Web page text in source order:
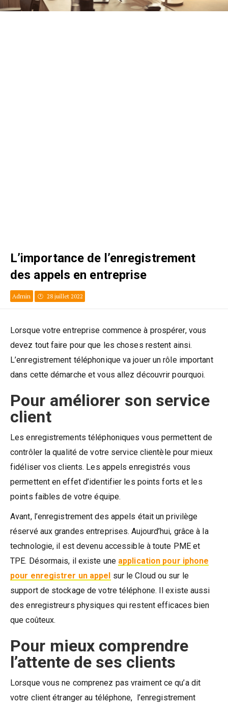
L’importance de l’enregistrement
des appels en entreprise
Admin 28 juillet 2022
Lorsque votre entreprise commence à prospérer, vous
devez tout faire pour que les choses restent ainsi.
L’enregistrement téléphonique va jouer un rôle important
dans cette démarche et vous allez découvrir pourquoi.
Pour améliorer son service
client
Les enregistrements téléphoniques vous permettent de
contrôler la qualité de votre service clientèle pour mieux
fidéliser vos clients. Les appels enregistrés vous
permettent en effet d’identifier les points forts et les
points faibles de votre équipe.
Avant, l’enregistrement des appels était un privilège
réservé aux grandes entreprises. Aujourd’hui, grâce à la
technologie, il est devenu accessible à toute PME et
TPE. Désormais, il existe une application pour iphone
pour enregistrer un appel sur le Cloud ou sur le
support de stockage de votre téléphone. Il existe aussi
des enregistreurs physiques qui restent efficaces bien
que coûteux.
Pour mieux comprendre
l’attente de ses clients
Lorsque vous ne comprenez pas vraiment ce qu’a dit
votre client étranger au téléphone, l’enregistrement